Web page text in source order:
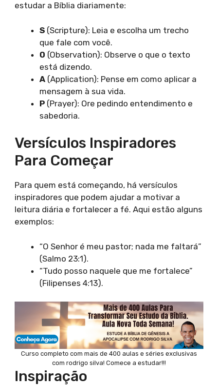
estudar a Bíblia diariamente:
S (Scripture): Leia e escolha um trecho
que fale com você.
O (Observation): Observe o que o texto
está dizendo.
A (Application): Pense em como aplicar a
mensagem à sua vida.
P (Prayer): Ore pedindo entendimento e
sabedoria.
Versículos Inspiradores
Para Começar
Para quem está começando, há versículos
inspiradores que podem ajudar a motivar a
leitura diária e fortalecer a fé. Aqui estão alguns
exemplos:
“O Senhor é meu pastor; nada me faltará”
(Salmo 23:1).
“Tudo posso naquele que me fortalece”
(Filipenses 4:13).
Curso completo com mais de 400 aulas e séries exclusivas
com rodrigo silva! Comece a estudar!!!
Inspiração